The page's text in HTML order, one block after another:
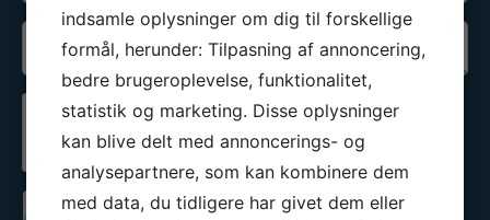
Besked
Jeg er ikke en robot
indsamle oplysninger om dig til forskellige
formål, herunder: Tilpasning af annoncering,
bedre brugeroplevelse, funktionalitet,
statistik og marketing. Disse oplysninger
kan blive delt med annoncerings- og
analysepartnere, som kan kombinere dem
med data, du tidligere har givet dem eller